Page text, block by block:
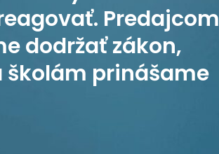
Predajcom
dodržať zákon,
školám prinášame